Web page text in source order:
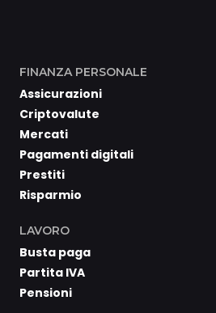
FINANZA PERSONALE
Assicurazioni
Criptovalute
Mercati
Pagamenti digitali
Prestiti
Risparmio
LAVORO
Busta paga
Partita IVA
Pensioni